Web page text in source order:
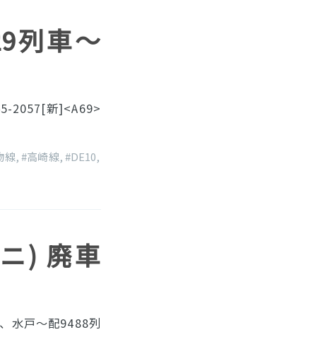
列車〜
2057[新]<A69>
線,#高崎線,#DE10,
) 廃車
水戸〜配9488列